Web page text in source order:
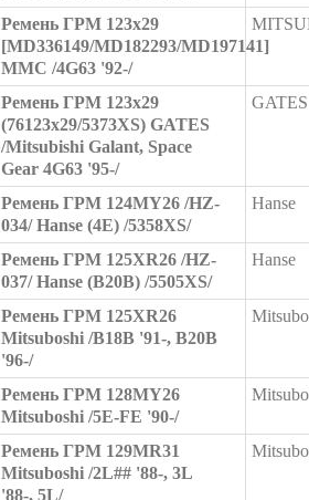
Ремень ГРМ 123x29
[MD336149/MD182293/MD197141]
MMC /4G63 '92-/
Ремень ГРМ 123x29
(76123x29/5373XS) GATES
/Mitsubishi Galant, Space
Gear 4G63 '95-/
GATES
Ремень ГРМ 124MY26 /HZ-
034/ Hanse (4E) /5358XS/
Hanse
Ремень ГРМ 125XR26 /HZ-
037/ Hanse (B20B) /5505XS/
Hanse
Ремень ГРМ 125XR26
Mitsuboshi /B18B '91-, B20B
'96-/
Ремень ГРМ 128MY26
Mitsuboshi /5E-FE '90-/
Ремень ГРМ 129MR31
Mitsuboshi /2L## '88-, 3L
'88-, 5L/